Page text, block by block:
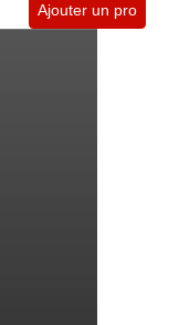
Ajouter un pro